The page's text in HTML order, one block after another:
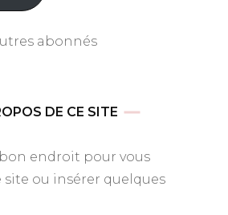
abonnés
DE CE SITE
endroit pour vous
ou insérer quelques